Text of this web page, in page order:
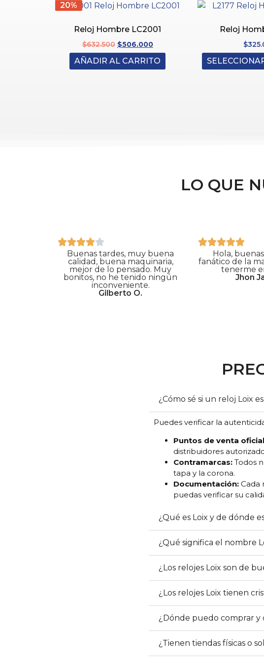
20%
Reloj Hombre LC2001
$632.500 $506.000
AÑADIR AL CARRITO
Reloj
$
LO QUE
Buenas tardes, muy buena
calidad, buena maquinaria,
mejor de lo pensado. Muy
bonitos, no he tenido ningún
inconveniente.
Gilberto O.
Hola,
fanático de la
tenerme
Jhon
¿Cómo sé si un reloj Loix
Puedes verificar la
Puntos de venta
distribuidores
Contramarcas:Todos
tapa y la corona.
Documentación:Cada
puedas verificar su
¿Qué es Loix y de dónde
¿Qué significa el nombre
¿Los relojes Loix son de
¿Los relojes Loix tienen
¿Dónde puedo comprar y
¿Tienen tiendas físicas o